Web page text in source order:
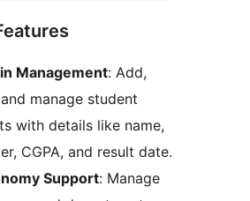
Management: Add,
manage student
with details like name,
CGPA, and result date.
Support: Manage